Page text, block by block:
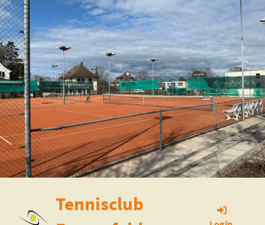
Tennisclub